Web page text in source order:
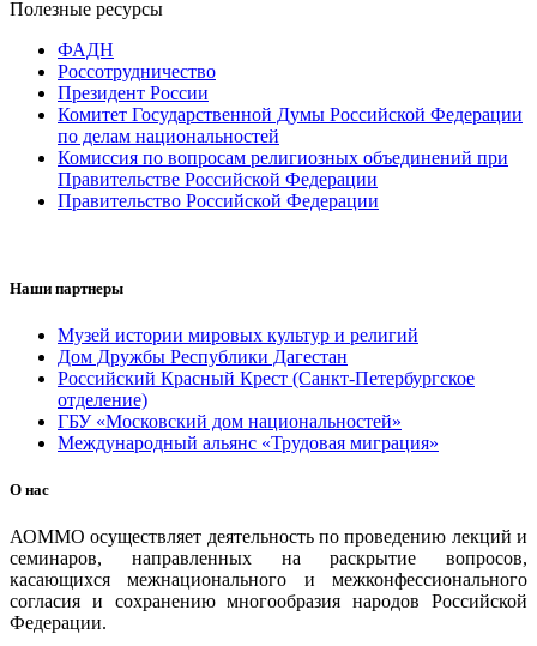
Полезные ресурсы
ФАДН
Россотрудничество
Президент России
Комитет Государственной Думы Российской Федерации
по делам национальностей
Комиссия по вопросам религиозных объединений при
Правительстве Российской Федерации
Правительство Российской Федерации
Наши партнеры
Музей истории мировых культур и религий
Дом Дружбы Республики Дагестан
Российский Красный Крест (Санкт-Петербургское
отделение)
ГБУ «Московский дом национальностей»
Международный альянс «Трудовая миграция»
О нас
АОММО осуществляет деятельность по проведению лекций и
семинаров, направленных на раскрытие вопросов,
касающихся межнационального и межконфессионального
согласия и сохранению многообразия народов Российской
Федерации.